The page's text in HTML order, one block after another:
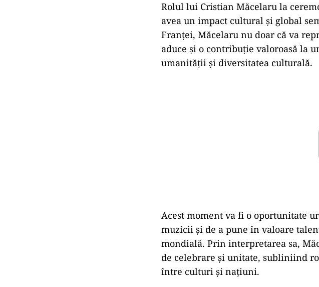
Rolul lui Cristian Măcelaru la
avea un impact cultural și global
Franței, Măcelaru nu doar că va
aduce și o contribuție valoroasă la
umanității și diversitatea culturală.
Acest moment va fi o oportunitate
muzicii și de a pune în valoare
mondială. Prin interpretarea sa,
de celebrare și unitate, subliniind
între culturi și națiuni.